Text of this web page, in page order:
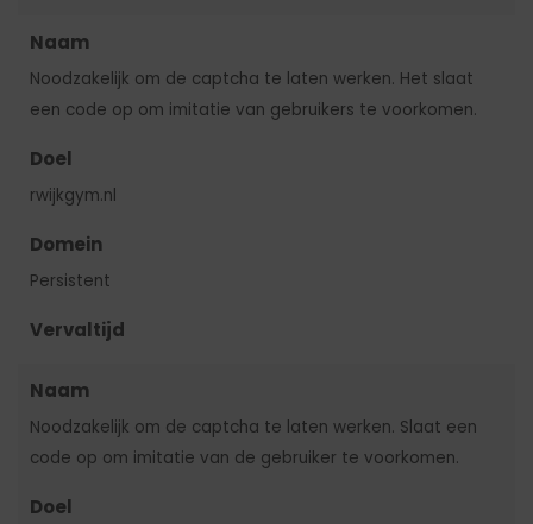
Naam
Noodzakelijk om de captcha te laten werken. Het slaat
een code op om imitatie van gebruikers te voorkomen.
Doel
rwijkgym.nl
Domein
Persistent
Vervaltijd
Naam
Noodzakelijk om de captcha te laten werken. Slaat een
code op om imitatie van de gebruiker te voorkomen.
Doel